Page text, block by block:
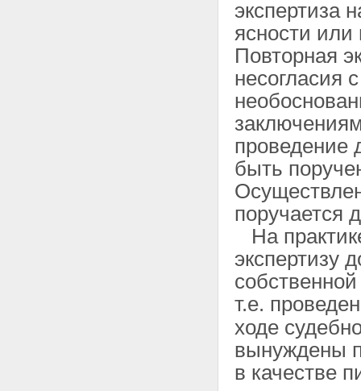
экспертиза
ясности или
Повторная
несогласия
проведение
быть
поручается
На
экспертизу
т.е.
ходе
вынуждены
в качестве